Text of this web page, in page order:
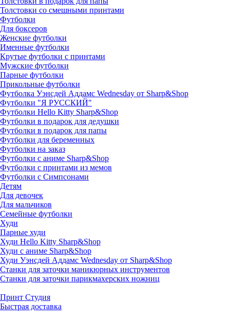
Толстовки со смешными принтами
Футболки
Для боксеров
Женские футболки
Именные футболки
Крутые футболки с принтами
Мужские футболки
Парные футболки
Прикольные футболки
Футболка Уэнсдей Аддамс Wednesday от Sharp&Shop
Футболки "Я РУССКИЙ"
Футболки Hello Kitty Sharp&Shop
Футболки в подарок для дедушки
Футболки в подарок для папы
Футболки для беременных
Футболки на заказ
Футболки с аниме Sharp&Shop
Футболки с принтами из мемов
Футболки с Симпсонами
Детям
Для девочек
Для мальчиков
Семейные футболки
Худи
Парные худи
Худи Hello Kitty Sharp&Shop
Худи с аниме Sharp&Shop
Худи Уэнсдей Аддамс Wednesday от Sharp&Shop
Станки для заточки маникюрных инструментов
Станки для заточки парикмахерских ножниц
Принт Студия
Быстрая доставка